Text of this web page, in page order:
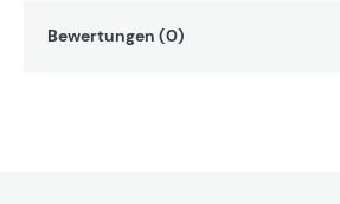
Bewertungen (0)